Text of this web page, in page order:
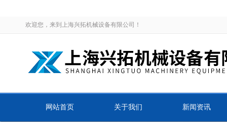
欢迎您，来到上海兴拓机械设备有限公司！
网站首页 关于我们 新闻资讯